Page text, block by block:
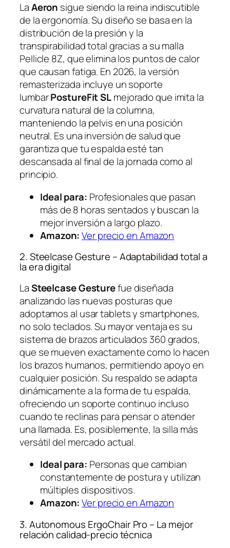
LaAeron sigue siendo la reina indiscutible
de la ergonomía. Su diseño se basa en la
distribución de la presión y la
transpirabilidad total gracias a su malla
Pellicle 8Z, que elimina los puntos de calor
que causan fatiga. En 2026, la versión
remasterizada incluye un soporte
lumbarPostureFit SLmejorado que imita la
curvatura natural de la columna,
manteniendo la pelvis en una posición
neutral. Es una inversión de salud que
garantiza que tu espalda esté tan
descansada al final de la jornada como al
principio.
Ideal para: Profesionales que pasan
más de 8 horas sentados y buscan la
mejor inversión a largo plazo.
Amazon: Ver precio en Amazon
2. Steelcase Gesture – Adaptabilidad total a
la era digital
LaSteelcase Gesturefue diseñada
analizando las nuevas posturas que
adoptamos al usar tablets y smartphones,
no solo teclados. Su mayor ventaja es su
sistema de brazos articulados 360 grados,
que se mueven exactamente como lo hacen
los brazos humanos, permitiendo apoyo en
cualquier posición. Su respaldo se adapta
dinámicamente a la forma de tu espalda,
ofreciendo un soporte continuo incluso
cuando te reclinas para pensar o atender
una llamada. Es, posiblemente, la silla más
versátil del mercado actual.
Ideal para: Personas que cambian
constantemente de postura y utilizan
múltiples dispositivos.
Amazon: Ver precio en Amazon
3. Autonomous ErgoChair Pro – La mejor
relación calidad-precio técnica